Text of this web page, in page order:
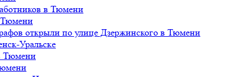
в Тюмени
Тюмени
открыли по улице Дзержинского в Тюмени
Уральске
Тюмени